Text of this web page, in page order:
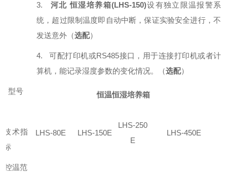
3. 河北 恒湿培养箱(LHS-150)设有独立限温报警系
统，超过限制温度即自动中断，保证实验安全进行，不
发送意外（选配）
4.
可配打印机或RS485接口，用于连接打印机或者计
算机，能记录湿度参数的变化情况。（选配）
型号
技术指
标
恒温恒湿培养箱
LHS-80E LHS-150E
LHS-250
E
LHS-450E
控温范